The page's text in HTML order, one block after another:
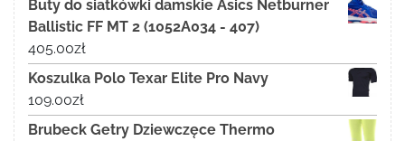
Buty do siatkówki damskie Asics Netburner
Ballistic FF MT 2 (1052A034 - 407)
405.00zł
Koszulka Polo Texar Elite Pro Navy
109.00zł
Brubeck Getry Dziewczęce Thermo